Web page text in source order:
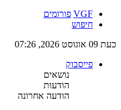
VGF פורומים
חיפוש
כעת 09 אוגוסט 2026, 07:26
פייסבוק
נושאים
הודעות
הודעה אחרונה